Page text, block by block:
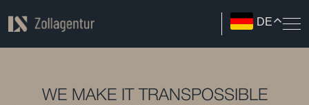
DE
WE MAKE IT TRANSPOSSIBLE